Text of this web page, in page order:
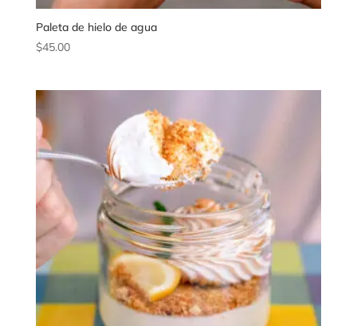
Paleta de hielo de agua
$45.00